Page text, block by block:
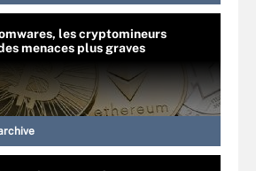
les cryptomineurs
menaces plus graves